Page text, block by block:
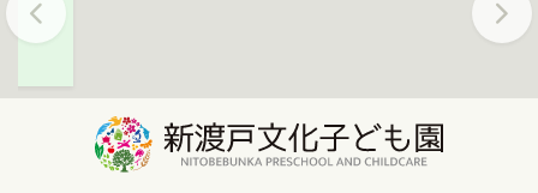
Previous Next